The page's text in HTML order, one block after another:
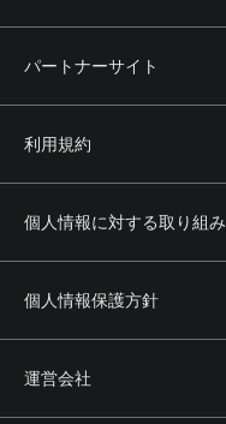
パートナーサイト
利用規約
個人情報に対する取り組み
個人情報保護方針
運営会社